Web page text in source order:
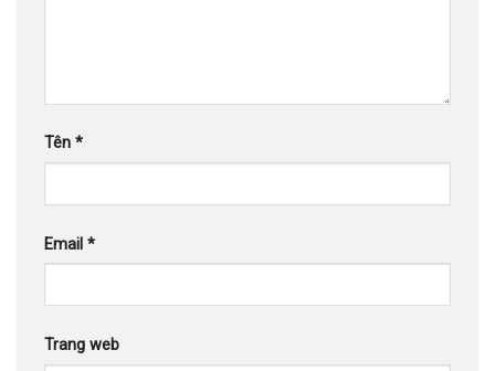
Tên *
Email *
Trang web